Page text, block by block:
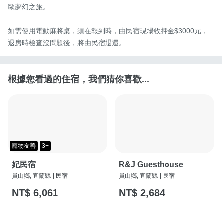
歐夢幻之旅。
如需使用電動麻將桌，須在報到時，由民宿現場收押金$3000元，
退房時檢查沒問題後，將由民宿退還。
根據您看過的住宿，我們猜你喜歡...
寵物友善 3+
妃民宿
員山鄉, 宜蘭縣 | 民宿
NT$ 6,061
R&J Guesthouse
員山鄉, 宜蘭縣 | 民宿
NT$ 2,684